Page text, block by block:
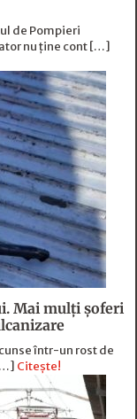
de Pompieri
nu ține cont […]
Mai mulți șoferi
într-un rost de
Citește!